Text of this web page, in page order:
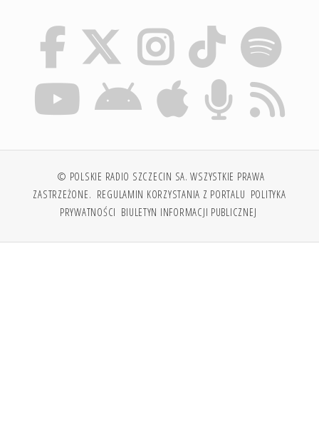
© POLSKIE RADIO SZCZECIN SA. WSZYSTKIE PRAWA
ZASTRZEŻONE. REGULAMIN KORZYSTANIA Z PORTALU POLITYKA
PRYWATNOŚCI BIULETYN INFORMACJI PUBLICZNEJ